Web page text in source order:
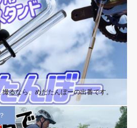
るなら、めだたんぼーの出番です。